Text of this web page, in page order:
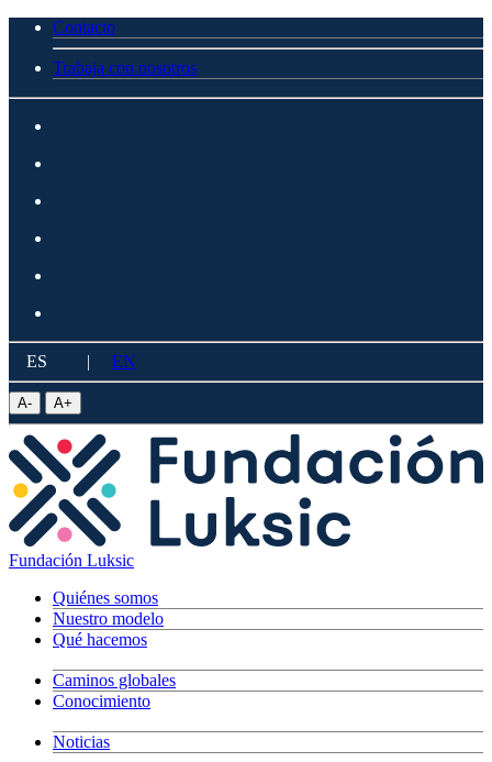
Contacto
Trabaja con nosotros
ES | EN
A- A+
Fundación Luksic
Quiénes somos
Nuestro modelo
Qué hacemos
Caminos globales
Conocimiento
Noticias